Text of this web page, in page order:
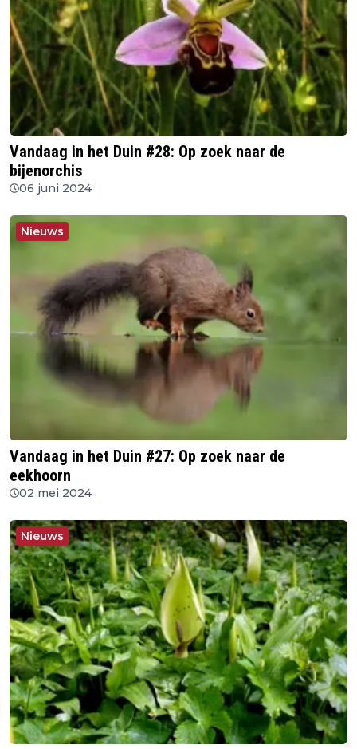
Vandaag in het Duin #28: Op zoek naar de
bijenorchis
06 juni 2024
Nieuws
Vandaag in het Duin #27: Op zoek naar de
eekhoorn
02 mei 2024
Nieuws